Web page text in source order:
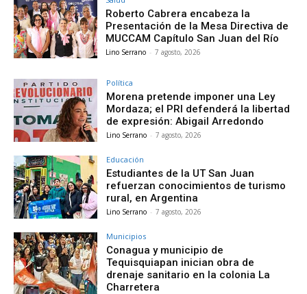
Roberto Cabrera encabeza la
Presentación de la Mesa Directiva de
MUCCAM Capítulo San Juan del Río
Lino Serrano - 7 agosto, 2026
Política
Morena pretende imponer una Ley
Mordaza; el PRI defenderá la libertad
de expresión: Abigail Arredondo
Lino Serrano - 7 agosto, 2026
Educación
Estudiantes de la UT San Juan
refuerzan conocimientos de turismo
rural, en Argentina
Lino Serrano - 7 agosto, 2026
Municipios
Conagua y municipio de
Tequisquiapan inician obra de
drenaje sanitario en la colonia La
Charretera